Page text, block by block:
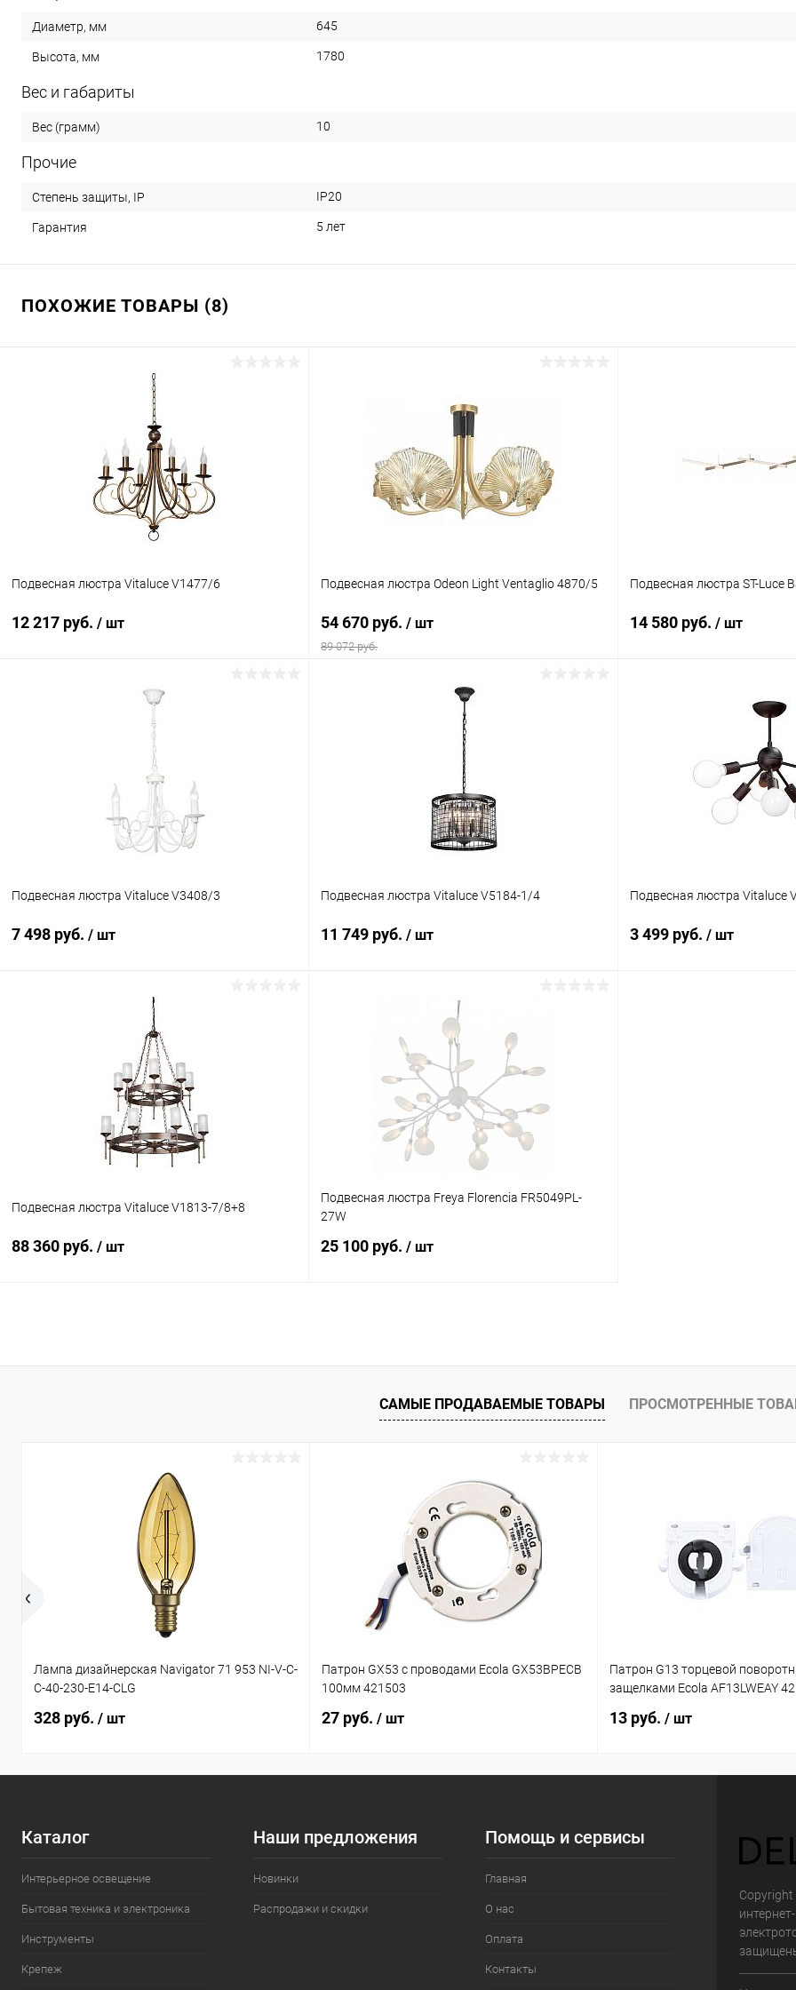
Диаметр, мм 645
Высота, мм 1780
Вес и габариты
Вес (грамм) 10
Прочие
Степень защиты, IP IP20
Гарантия 5 лет
ПОХОЖИЕ ТОВАРЫ (8)
Подвесная люстра Vitaluce V1477/6
12 217 руб. / шт
В корзину
Подвесная люстра Odeon Light Ventaglio 4870/5
54 670 руб. / шт
89 072 руб.
В корзину
Подвесная люстра ST-Luce
14 580 руб. / шт
В избранное
Подвесная люстра Vitaluce V3408/3
7 498 руб. / шт
В корзину
В наличии
Подвесная люстра Vitaluce V5184-1/4
11 749 руб. / шт
В корзину
Купить в 1 клик Сравнение
В избранное В наличии
Подвесная люстра Vitaluce
3 499 руб. / шт
Подвесная люстра Vitaluce V1813-7/8+8
88 360 руб. / шт
Купить в 1 клик Сравнение
Подвесная люстра Freya Florencia FR5049PL-
27W
25 100 руб. / шт
Купить в 1 клик Сравнение
В избранное В наличии
САМЫЕ ПРОДАВАЕМЫЕ ТОВАРЫ ПРОСМОТРЕННЫЕ
Лампа дизайнерская Navigator 71 953 NI-V-C-
C-40-230-E14-CLG
328 руб. / шт
Патрон GX53 с проводами Ecola GX53BPECB
100мм 421503
27 руб. / шт
Патрон G13 торцевой
защелками Ecola AF13LWEAY
13 руб. / шт
Каталог
Интерьерное освещение
Бытовая техника и электроника
Инструменты
Крепеж
Наши предложения
Новинки
Распродажи и скидки
Помощь и сервисы
Главная
О нас
Оплата
Контакты